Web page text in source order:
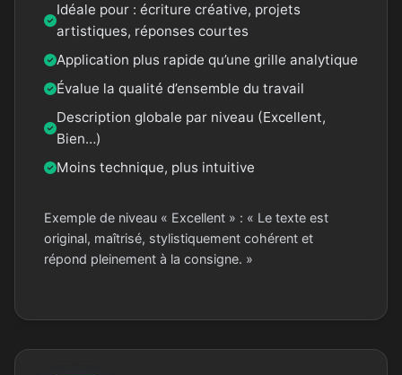
Idéale pour : écriture créative, projets
artistiques, réponses courtes
Application plus rapide qu’une grille analytique
Évalue la qualité d’ensemble du travail
Description globale par niveau (Excellent,
Bien…)
Moins technique, plus intuitive
Exemple de niveau « Excellent » : « Le texte est
original, maîtrisé, stylistiquement cohérent et
répond pleinement à la consigne. »